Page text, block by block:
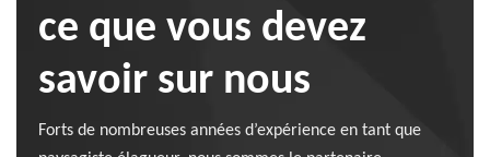
ce que vous devez
savoir sur nous
Forts de nombreuses années d’expérience en tant que